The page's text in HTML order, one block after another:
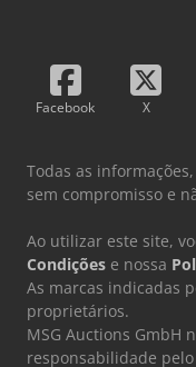
Facebook X
Todas as
sem compromisso e
Ao utilizar este site,
Condições e nossa
As marcas indicadas
proprietários.
MSG Auctions GmbH
responsabilidade